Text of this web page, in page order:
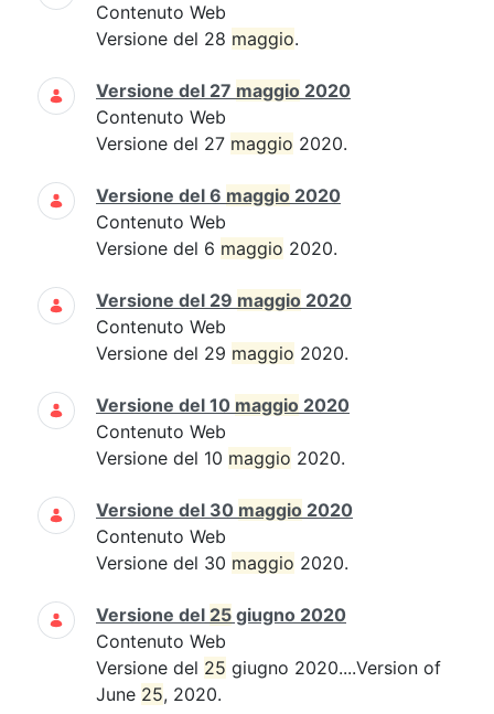
Contenuto Web
Versione del 28 maggio.
Versione del 27 maggio 2020
Contenuto Web
Versione del 27 maggio 2020.
Versione del 6 maggio 2020
Contenuto Web
Versione del 6 maggio 2020.
Versione del 29 maggio 2020
Contenuto Web
Versione del 29 maggio 2020.
Versione del 10 maggio 2020
Contenuto Web
Versione del 10 maggio 2020.
Versione del 30 maggio 2020
Contenuto Web
Versione del 30 maggio 2020.
Versione del 25 giugno 2020
Contenuto Web
Versione del 25 giugno 2020....Version of
June 25, 2020.